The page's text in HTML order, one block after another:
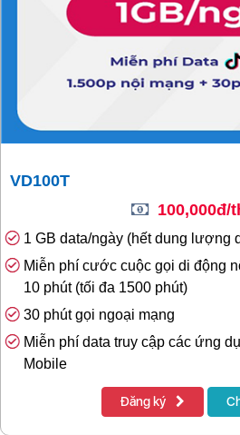
VD100T
100,000đ/
1 GB data/ngày (hết dung lượng
Miễn phí cước cuộc gọi di động
10 phút (tối đa 1500 phút)
30 phút gọi ngoại mạng
Miễn phí data truy cập các ứng
Mobile
Đăng ký